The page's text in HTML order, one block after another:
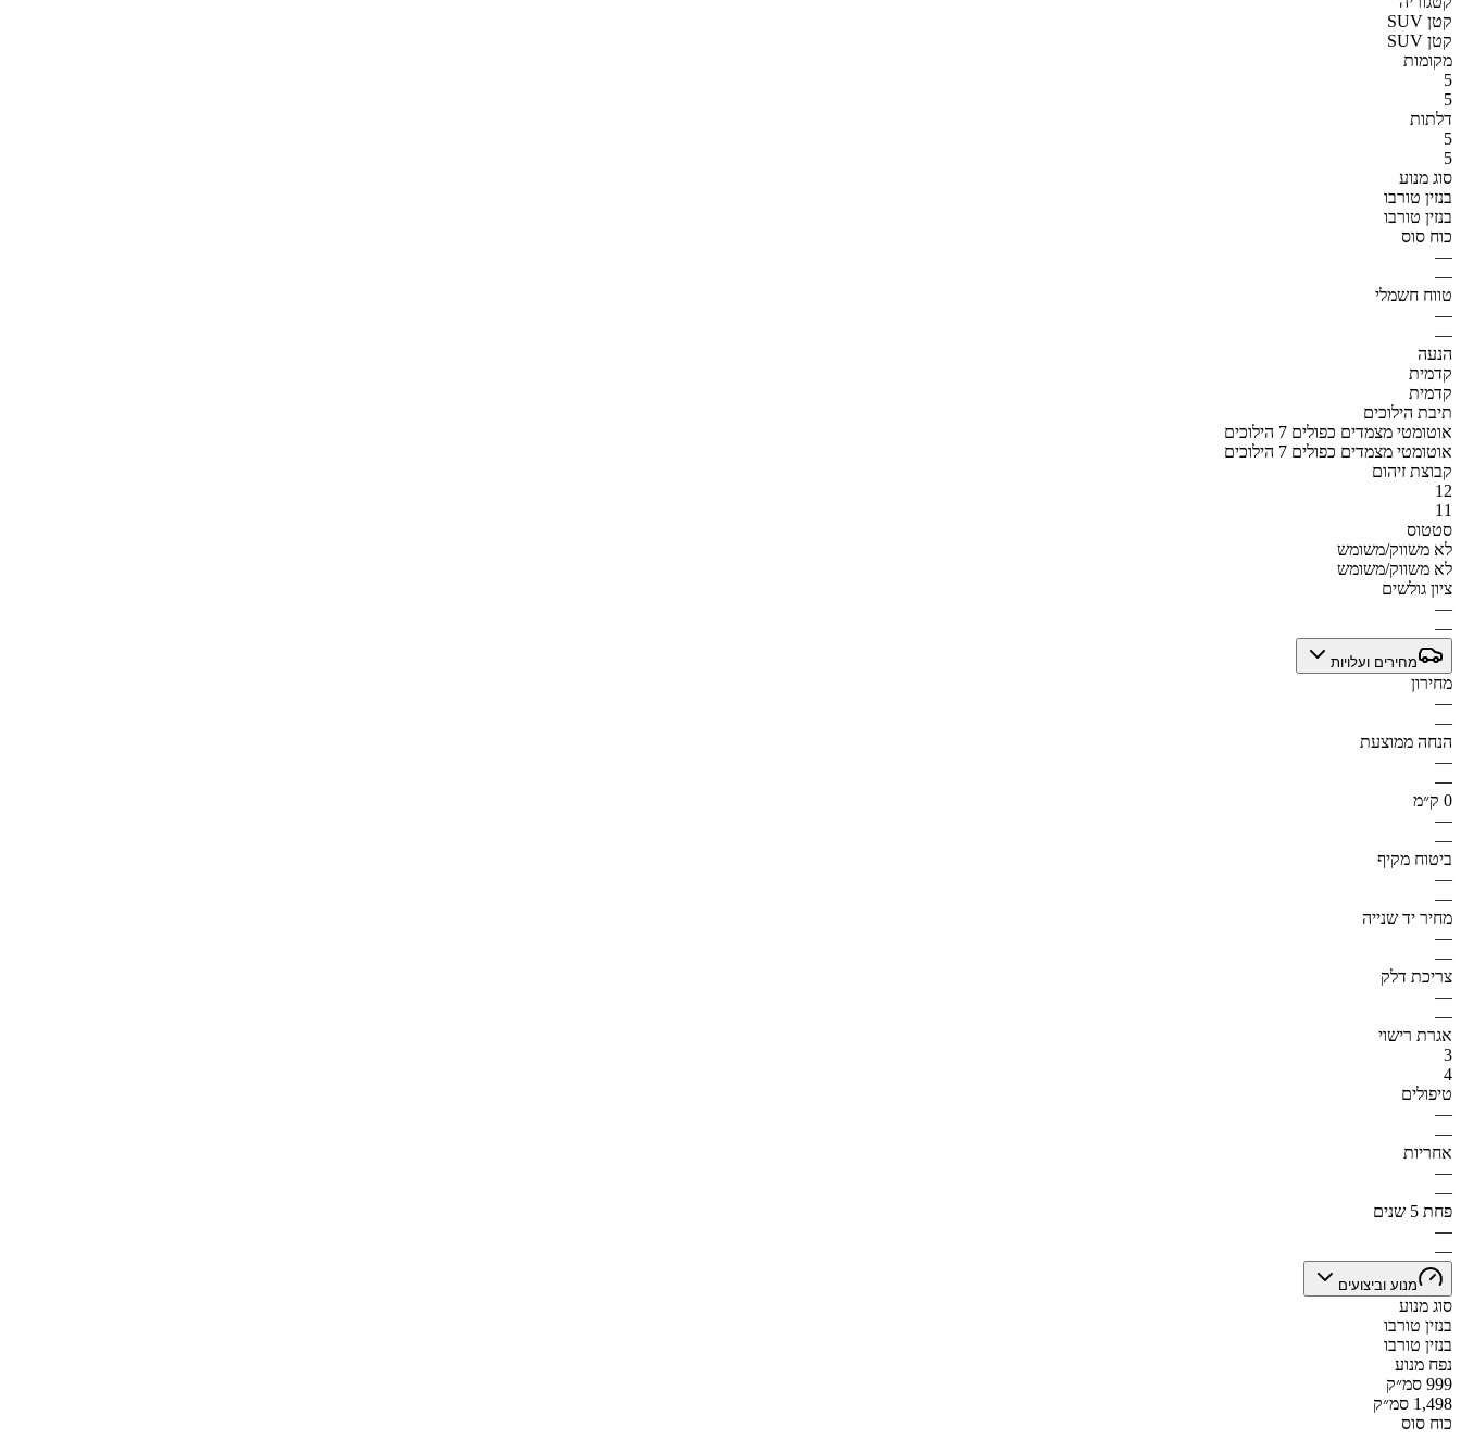
SUV קטן
SUV קטן
מקומות
5
5
דלתות
5
5
סוג מנוע
בנזין טורבו
בנזין טורבו
כוח סוס
—
—
טווח חשמלי
—
—
הנעה
קדמית
קדמית
תיבת הילוכים
אוטומטי מצמדים כפולים 7 הילוכים
אוטומטי מצמדים כפולים 7 הילוכים
קבוצת זיהום
12
11
סטטוס
לא משווק/משומש
לא משווק/משומש
ציון גולשים
—
—
מחירים ועלויות
מחירון
—
—
הנחה ממוצעת
—
—
0 ק״מ
—
—
ביטוח מקיף
—
—
מחיר יד שנייה
—
—
צריכת דלק
—
—
אגרת רישוי
3
4
טיפולים
—
—
אחריות
—
—
פחת 5 שנים
—
—
מנוע וביצועים
סוג מנוע
בנזין טורבו
בנזין טורבו
נפח מנוע
999 סמ״ק
1,498 סמ״ק
כוח סוס